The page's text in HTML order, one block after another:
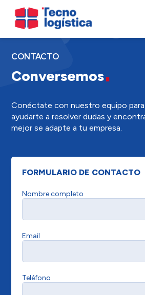
CONTACTO
Conversemos
Conéctate con nuestro equipo
ayudarte a resolver dudas y
mejor se adapte a tu empresa.
FORMULARIO DE CONTACTO
Nombre completo
Email
Teléfono